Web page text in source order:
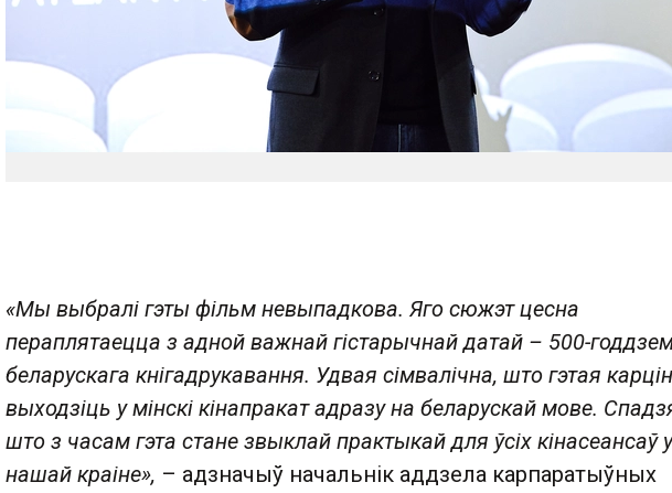
«Мы выбралі гэты фільм невыпадкова. Яго сюжэт цесна
пераплятаецца з адной важнай гістарычнай датай – 500-
беларускага кнігадрукавання. Удвая сімвалічна, што гэтая
выходзіць у мінскі кінапракат адразу на беларускай мове.
што з часам гэта стане звыклай практыкай для ўсіх кінасеансаў у
нашай краіне», – адзначыў начальнік аддзела карпаратыўных